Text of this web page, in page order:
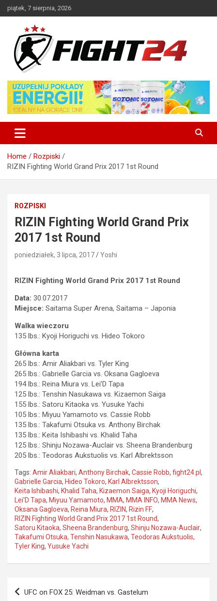
Skip
to
piątek, 7 sierpnia, 2026
FIGHT24.PL – MMA i K-1, UFC
Home
Rozpiski
RIZIN Fighting World Grand Prix 2017 1st Round
ROZPISKI
RIZIN Fighting World Grand Prix
2017 1st Round
poniedziałek, 3 lipca, 2017 Yoshi
RIZIN Fighting World Grand Prix 2017 1st Round
Data: 30.07.2017
Miejsce: Saitama Super Arena, Saitama – Japonia
Walka wieczoru
135 lbs.: Kyoji Horiguchi vs. Hideo Tokoro
Główna karta
265 lbs.: Amir Aliakbari vs. Tyler King
265 lbs.: Gabrielle Garcia vs. Oksana Gagloeva
194 lbs.: Reina Miura vs. Lei’D Tapa
125 lbs.: Tenshin Nasukawa vs. Kizaemon Saiga
155 lbs.: Satoru Kitaoka vs. Yusuke Yachi
105 lbs.: Miyuu Yamamoto vs. Cassie Robb
135 lbs.: Takafumi Otsuka vs. Anthony Birchak
135 lbs.: Keita Ishibashi vs. Khalid Taha
125 lbs.: Shinju Nozawa-Auclair vs. Sheena Brandenburg
205 lbs.: Teodoras Aukstuolis vs. Karl Albrektsson
Tags: Amir Aliakbari, Anthony Birchak, Cassie Robb, fight24.pl ,
Gabrielle Garcia, Hideo Tokoro, Karl Albrektsson,
Keita Ishibashi, Khalid Taha, Kizaemon Saiga, Kyoji Horiguchi,
Lei'D Tapa, Miyuu Yamamoto, MMA, MMA INFO, MMA News,
Oksana Gagloeva, Reina Miura, RIZIN, Rizin FF,
RIZIN Fighting World Grand Prix 2017 1st Round,
Satoru Kitaoka, Sheena Brandenburg, Shinju Nozawa-Auclair,
Takafumi Otsuka, Tenshin Nasukawa, Teodoras Aukstuolis,
Tyler King, Yusuke Yachi
Nawigacja
UFC on FOX 25: Weidman vs. Gastelum